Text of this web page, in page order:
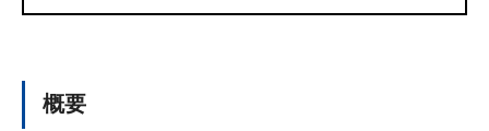
概要